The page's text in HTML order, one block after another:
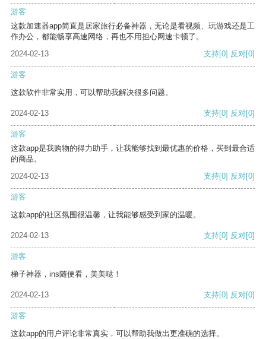
游客
这款加速器app简直是居家旅行必备神器，无论是看视频、玩游戏还是工
作办公，都能畅享高速网络，再也不用担心网速卡顿了。
2024-02-13
支持[0] 反对[0]
游客
这款软件非常实用，可以帮助我解决很多问题。
2024-02-13 支持[0] 反对[0]
游客
这款app是我购物的得力助手，让我能够找到最优惠的价格，买到最合适
的商品。
2024-02-13
支持[0] 反对[0]
游客
这款app的社区氛围很温馨，让我能够感受到家的温暖。
2024-02-13 支持[0] 反对[0]
游客
梯子神器，ins随便看，美美哒！
2024-02-13 支持[0] 反对[0]
游客
这款app的用户评论非常真实，可以帮助我做出更准确的选择。